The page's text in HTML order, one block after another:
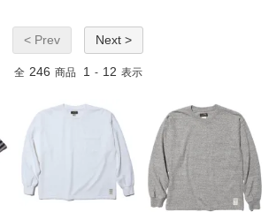
< Prev Next >
全 246 商品 1 - 12 表示